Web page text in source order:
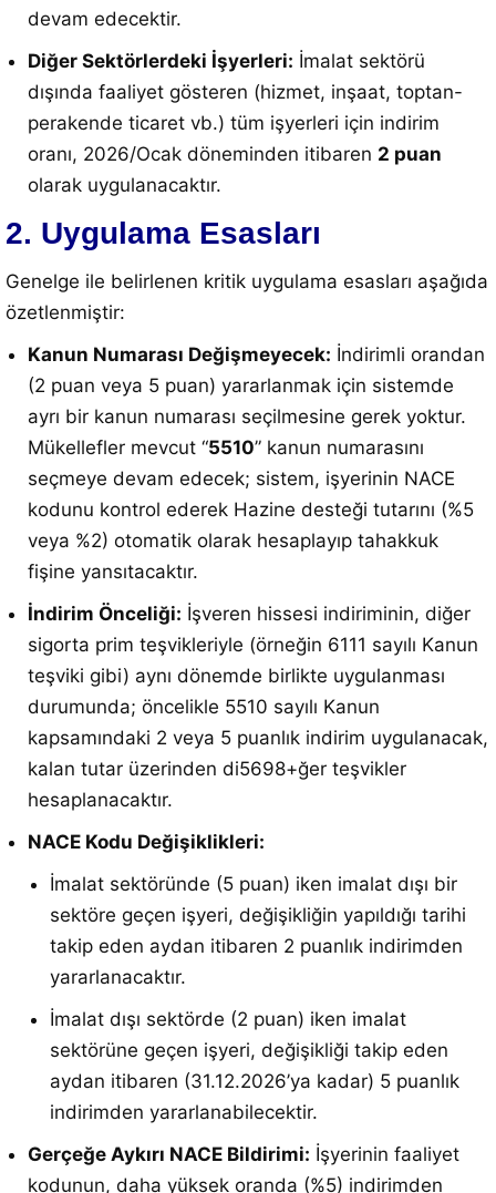
devam edecektir.
Diğer Sektörlerdeki İşyerleri: İmalat sektörü
dışında faaliyet gösteren (hizmet, inşaat, toptan-
perakende ticaret vb.) tüm işyerleri için indirim
oranı, 2026/Ocak döneminden itibaren 2 puan
olarak uygulanacaktır.
2. Uygulama Esasları
Genelge ile belirlenen kritik uygulama esasları aşağıda
özetlenmiştir:
Kanun Numarası Değişmeyecek: İndirimli orandan
(2 puan veya 5 puan) yararlanmak için sistemde
ayrı bir kanun numarası seçilmesine gerek yoktur.
Mükellefler mevcut “5510” kanun numarasını
seçmeye devam edecek; sistem, işyerinin NACE
kodunu kontrol ederek Hazine desteği tutarını (%5
veya %2) otomatik olarak hesaplayıp tahakkuk
fişine yansıtacaktır.
İndirim Önceliği: İşveren hissesi indiriminin, diğer
sigorta prim teşvikleriyle (örneğin 6111 sayılı Kanun
teşviki gibi) aynı dönemde birlikte uygulanması
durumunda; öncelikle 5510 sayılı Kanun
kapsamındaki 2 veya 5 puanlık indirim uygulanacak,
kalan tutar üzerinden di5698+ğer teşvikler
hesaplanacaktır.
NACE Kodu Değişiklikleri:
İmalat sektöründe (5 puan) iken imalat dışı bir
sektöre geçen işyeri, değişikliğin yapıldığı tarihi
takip eden aydan itibaren 2 puanlık indirimden
yararlanacaktır.
İmalat dışı sektörde (2 puan) iken imalat
sektörüne geçen işyeri, değişikliği takip eden
aydan itibaren (31.12.2026’ya kadar) 5 puanlık
indirimden yararlanabilecektir.
Gerçeğe Aykırı NACE Bildirimi: İşyerinin faaliyet
kodunun, daha yüksek oranda (%5) indirimden